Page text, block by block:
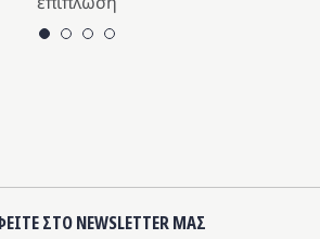
ΣΤΟ NEWSLETTER ΜΑΣ